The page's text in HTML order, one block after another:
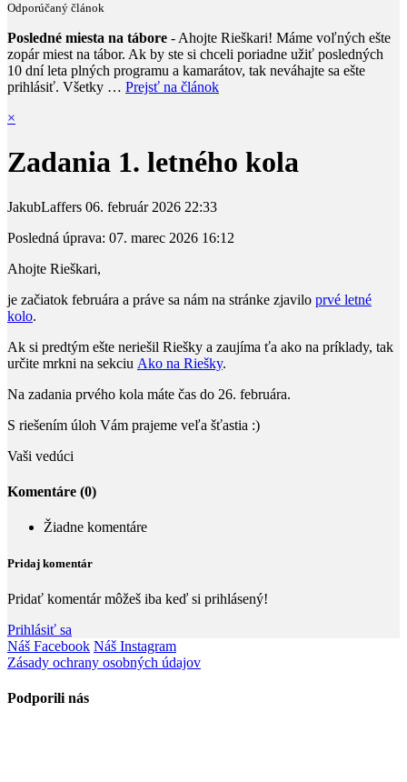
Odporúčaný článok
Posledné miesta na tábore - Ahojte Rieškari! Máme voľných ešte
zopár miest na tábor. Ak by ste si chceli poriadne užiť posledných
10 dní leta plných programu a kamarátov, tak neváhajte sa ešte
prihlásiť. Všetky … Prejsť na článok
×
Zadania 1. letného kola
JakubLaffers 06. február 2026 22:33
Posledná úprava: 07. marec 2026 16:12
Ahojte Rieškari,
je začiatok februára a práve sa nám na stránke zjavilo prvé letné
kolo.
Ak si predtým ešte neriešil Riešky a zaujíma ťa ako na príklady, tak
určite mrkni na sekciu Ako na Riešky.
Na zadania prvého kola máte čas do 26. februára.
S riešením úloh Vám prajeme veľa šťastia :)
Vaši vedúci
Komentáre (0)
Žiadne komentáre
Pridaj komentár
Pridať komentár môžeš iba keď si prihlásený!
Prihlásiť sa
Náš Facebook Náš Instagram
Zásady ochrany osobných údajov
Podporili nás